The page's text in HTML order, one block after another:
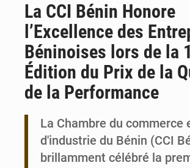
La CCI Bénin Honore
l’Excellence des
Béninoises lors de la
Édition du Prix de la
de la Performance
La Chambre du commerce
d'industrie du Bénin (CCI
brillamment célébré la